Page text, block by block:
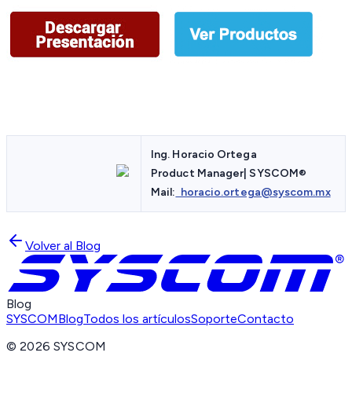
Ing. Horacio Ortega
Product Manager| SYSCOM®
Mail: horacio.ortega@syscom.mx
Volver al Blog
Blog
SYSCOMBlogTodos los artículosSoporteContacto
©2026 SYSCOM